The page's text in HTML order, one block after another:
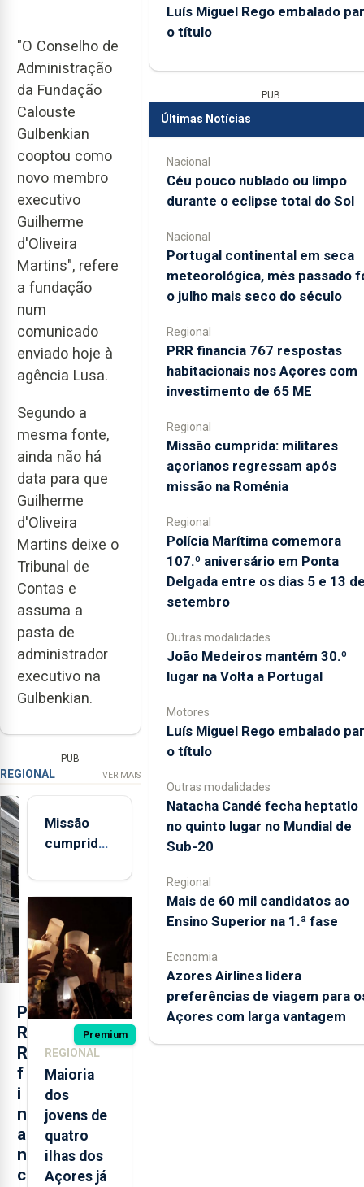
"O Conselho de
Administração
da Fundação
Calouste
Gulbenkian
cooptou como
novo membro
executivo
Guilherme
d'Oliveira
Martins", refere
a fundação
num
comunicado
enviado hoje à
agência Lusa.
Segundo a
mesma fonte,
ainda não há
data para que
Guilherme
d'Oliveira
Martins deixe o
Tribunal de
Contas e
assuma a
pasta de
administrador
executivo na
Gulbenkian.
PUB
REGIONAL VER MAIS
P
R
R
f
i
n
a
n
c
Missão
cumprida:
açorianos
após
missão na
Roménia
Premium
REGIONAL
Maioria
dos
jovens de
quatro
ilhas dos
Açores já
Luís Miguel Rego embalado
o título
PUB
Últimas Notícias
Nacional
Céu pouco nublado ou limpo
durante o eclipse total do Sol
Nacional
Portugal continental em seca
meteorológica, mês passado
o julho mais seco do século
Regional
PRR financia 767 respostas
habitacionais nos Açores com
investimento de 65 ME
Regional
Missão cumprida: militares
açorianos regressam após
missão na Roménia
Regional
Polícia Marítima comemora
107.º aniversário em Ponta
Delgada entre os dias 5 e 13
setembro
Outras modalidades
João Medeiros mantém 30.º
lugar na Volta a Portugal
Motores
Luís Miguel Rego embalado
o título
Outras modalidades
Natacha Candé fecha heptatlo
no quinto lugar no Mundial de
Sub-20
Regional
Mais de 60 mil candidatos ao
Ensino Superior na 1.ª fase
Economia
Azores Airlines lidera
preferências de viagem para
Açores com larga vantagem